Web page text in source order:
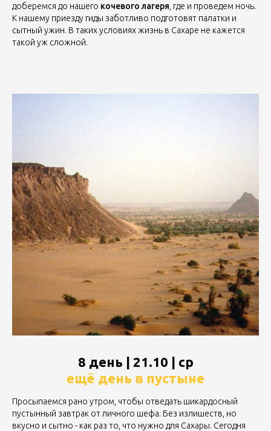
доберемся до нашего кочевого лагеря , где и проведем ночь.
К нашему приезду гиды заботливо подготовят палатки и
сытный ужин. В таких условиях жизнь в Сахаре не кажется
такой уж сложной.
8 день | 21.10 | ср
ещё день в пустыне
Просыпаемся рано утром, чтобы отведать шикардосный
пустынный завтрак от личного шефа. Без излишеств, но
вкусно и сытно - как раз то, что нужно для Сахары. Сегодня